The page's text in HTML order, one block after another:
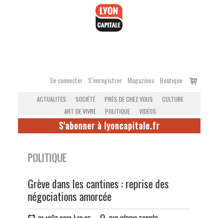
Se connecter S’enregistrer Magazines Boutique
Voir
ACTUALITÉS SOCIÉTÉ PRÈS DE CHEZ VOUS
CULTURE
ART DE VIVRE
POLITIQUE VIDÉOS
S'abonner à lyoncapitale.fr
POLITIQUE
Grève dans les cantines : reprise des
négociations amorcée